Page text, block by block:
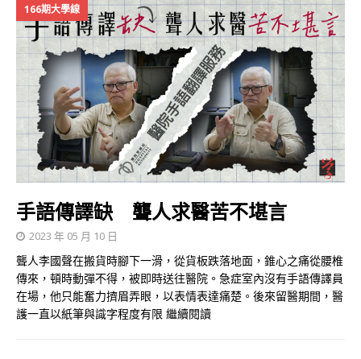
166期大學線
手語傳譯缺 聾人求醫苦不堪言
2023 年 05 月 10 日
聾人李國聲在搬貨時腳下一滑，從貨板跌落地面，錐心之痛從腰椎
傳來，頓時動彈不得，被即時送往醫院。急症室內沒有手語傳譯員
在場，他只能奮力擠眉弄眼，以表情表達痛楚。後來留醫期間，醫
護一直以紙筆與識字程度有限 繼續閱讀